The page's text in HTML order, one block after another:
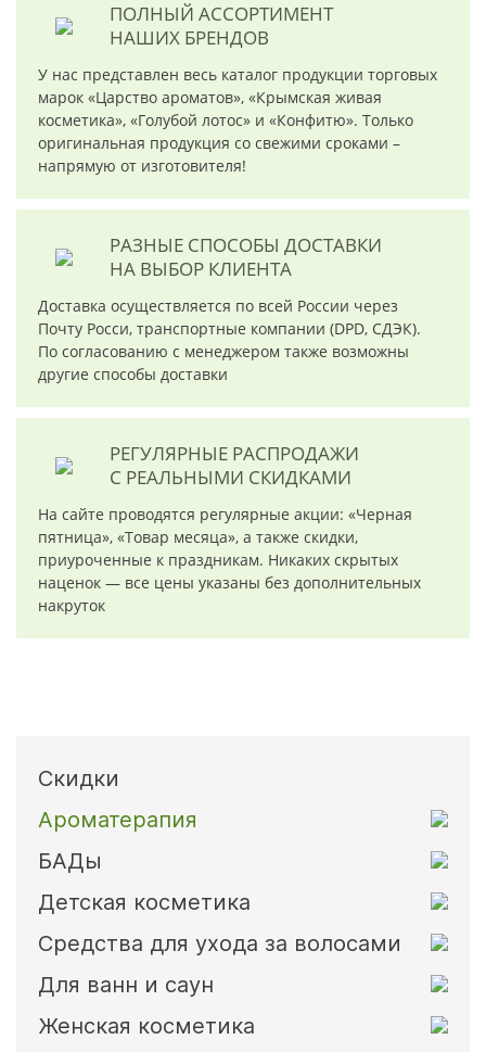
Скидки
Ароматерапия
БАДы
Детская косметика
Средства для ухода за волосами
Для ванн и саун
Женская косметика
ПОЛНЫЙ АССОРТИМЕНТ
НАШИХ БРЕНДОВ
У нас представлен весь каталог продукции торговых
марок «Царство ароматов», «Крымская живая
косметика», «Голубой лотос» и «Конфитю». Только
оригинальная продукция со свежими сроками –
напрямую от изготовителя!
РАЗНЫЕ СПОСОБЫ ДОСТАВКИ
НА ВЫБОР КЛИЕНТА
Доставка осуществляется по всей России через
Почту Росси, транспортные компании (DPD, СДЭК).
По согласованию с менеджером также возможны
другие способы доставки
РЕГУЛЯРНЫЕ РАСПРОДАЖИ
С РЕАЛЬНЫМИ СКИДКАМИ
На сайте проводятся регулярные акции: «Черная
пятница», «Товар месяца», а также скидки,
приуроченные к праздникам. Никаких скрытых
наценок — все цены указаны без дополнительных
накруток